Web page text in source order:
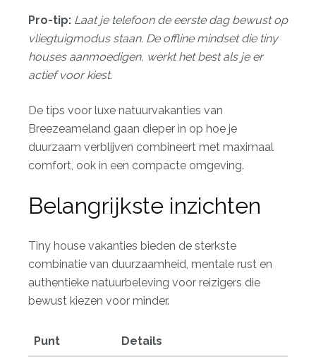
Pro-tip: Laat je telefoon de eerste dag bewust op
vliegtuigmodus staan. De offline mindset die tiny
houses aanmoedigen, werkt het best als je er
actief voor kiest.
De tips voor luxe natuurvakanties van
Breezeameland gaan dieper in op hoe je
duurzaam verblijven combineert met maximaal
comfort, ook in een compacte omgeving.
Belangrijkste inzichten
Tiny house vakanties bieden de sterkste
combinatie van duurzaamheid, mentale rust en
authentieke natuurbeleving voor reizigers die
bewust kiezen voor minder.
Punt Details